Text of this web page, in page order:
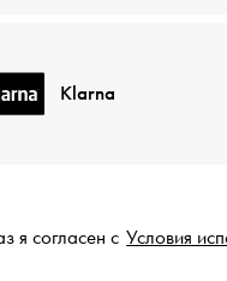
Klarna
я согласен с Условия